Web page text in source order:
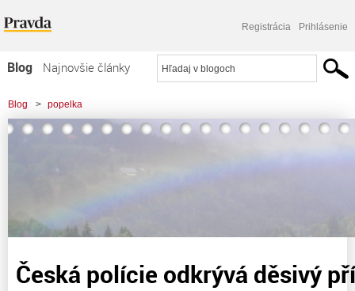
Registrácia Prihlásenie
Blog
Najnovšie články
Najčítanejšie články
Najkomentovanejšie články
Blog > popelka
> Česká polície odkrývá děsivý případ vo FN Olomouc ohledně operací srdce
Česká polície odkrývá děsivý